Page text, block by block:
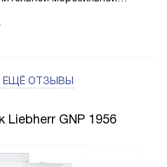
лет!
ЕЩЁ ОТЗЫВЫ
Liebherr GNP 1956